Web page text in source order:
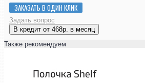
ЗАКАЗАТЬ В ОДИН КЛИК
Задать вопрос
В кредит от 468р. в месяц
Также рекомендуем